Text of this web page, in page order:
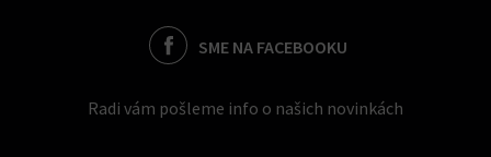
SME NA FACEBOOKU
Radi vám pošleme info o našich novinkách